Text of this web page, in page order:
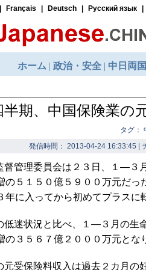
半期、中国保険業の
タグ：
発信時間： 2013-04-24 16:33:45 |
督管理委員会は２３日、１―３
の５１５０億５９００万元だ
年に入ってから初めてプラスに
低迷状況と比べ、１―３月の生
の３５６７億２０００万元とな
元受保険料収入は過去２カ月